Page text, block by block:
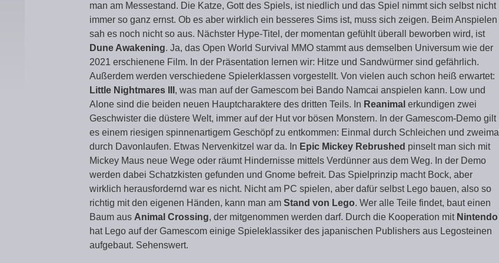
man am Messestand. Die Katze, Gott des Spiels, ist niedlich und das Spiel nimmt sich selbst nicht
immer so ganz ernst. Ob es aber wirklich ein besseres Sims ist, muss sich zeigen. Beim Anspielen
sah es noch nicht so aus. Nächster Hype-Titel, der momentan gefühlt überall beworben wird, ist
Dune Awakening. Ja, das Open World Survival MMO stammt aus demselben Universum wie der
2021 erschienene Film. In der Präsentation lernen wir: Hitze und Sandwürmer sind gefährlich.
Außerdem werden verschiedene Spielerklassen vorgestellt. Von vielen auch schon heiß erwartet:
Little Nightmares III , was man auf der Gamescom bei Bando Namcai anspielen kann. Low und
Alone sind die beiden neuen Hauptcharaktere des dritten Teils. In Reanimal erkundigen zwei
Geschwister die düstere Welt, immer auf der Hut vor bösen Monstern. In der Gamescom-Demo gilt
es einem riesigen spinnenartigem Geschöpf zu entkommen: Einmal durch Schleichen und zweimal
durch Davonlaufen. Etwas Nervenkitzel war da. In Epic Mickey Rebrushed pinselt man sich mit
Mickey Maus neue Wege oder räumt Hindernisse mittels Verdünner aus dem Weg. In der Demo
werden dabei Schatzkisten gefunden und Gnome befreit. Das Spielprinzip macht Bock, aber
wirklich herausfordernd war es nicht. Nicht am PC spielen, aber dafür selbst Lego bauen, also so
richtig mit den eigenen Händen, kann man am Stand von Lego. Wer alle Teile findet, baut einen
Baum aus Animal Crossing, der mitgenommen werden darf. Durch die Kooperation mit Nintendo
hat Lego auf der Gamescom einige Spieleklassiker des japanischen Publishers aus Legosteinen
aufgebaut. Sehenswert.